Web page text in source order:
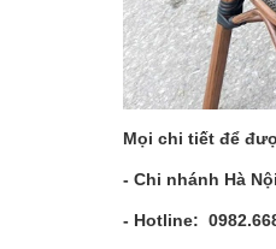
Mọi chi tiết để
- Chi nhánh Hà
- Hotline: